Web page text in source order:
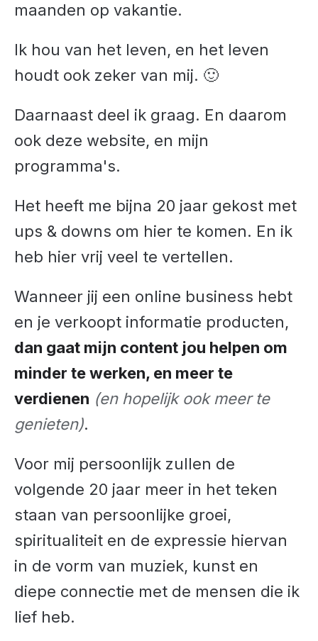
maanden op vakantie.
Ik hou van het leven, en het leven
houdt ook zeker van mij. 🙂
Daarnaast deel ik graag. En daarom
ook deze website, en mijn
programma's.
Het heeft me bijna 20 jaar gekost met
ups & downs om hier te komen. En ik
heb hier vrij veel te vertellen.
Wanneer jij een online business hebt
en je verkoopt informatie producten,
dan gaat mijn content jou helpen om
minder te werken, en meer te
verdienen (en hopelijk ook meer te
genieten).
Voor mij persoonlijk zullen de
volgende 20 jaar meer in het teken
staan van persoonlijke groei,
spiritualiteit en de expressie hiervan
in de vorm van muziek, kunst en
diepe connectie met de mensen die ik
lief heb.